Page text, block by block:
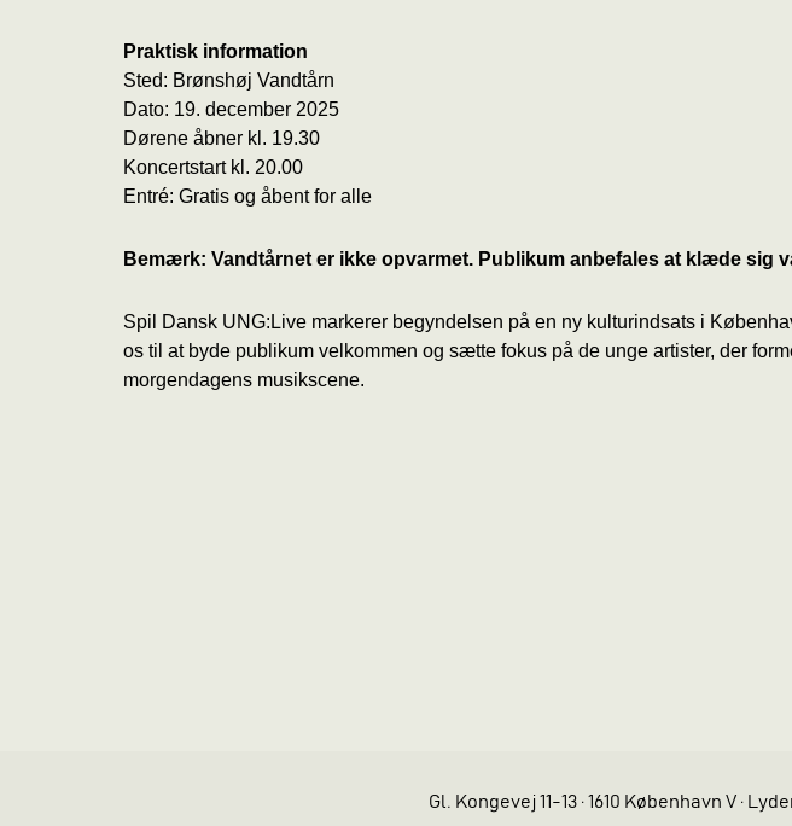
Praktisk information
Sted: Brønshøj Vandtårn
Dato: 19. december 2025
Dørene åbner kl. 19.30
Koncertstart kl. 20.00
Entré: Gratis og åbent for alle
Bemærk: Vandtårnet er ikke opvarmet. Publikum anbefales at klæde sig
Spil Dansk UNG:Live markerer begyndelsen på en ny kulturindsats i
os til at byde publikum velkommen og sætte fokus på de unge artister, der
morgendagens musikscene.
Gl. Kongevej 11-13 · 1610 København V ·